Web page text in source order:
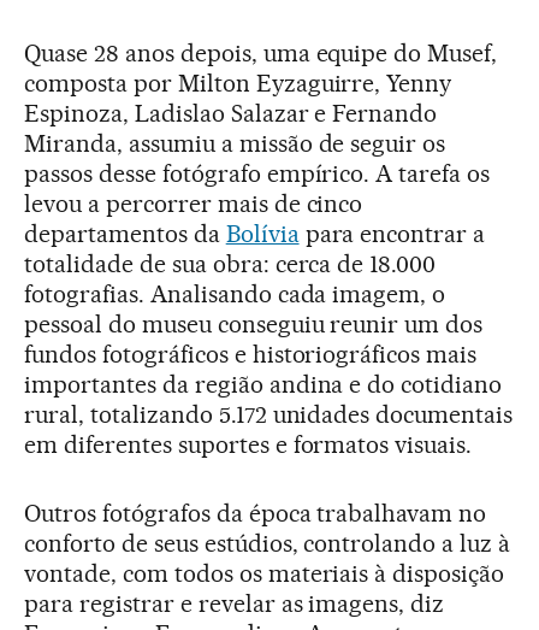
Quase 28 anos depois, uma equipe do Musef,
composta por Milton Eyzaguirre, Yenny
Espinoza, Ladislao Salazar e Fernando
Miranda, assumiu a missão de seguir os
passos desse fotógrafo empírico. A tarefa os
levou a percorrer mais de cinco
departamentos da Bolíviapara encontrar a
totalidade de sua obra: cerca de 18.000
fotografias. Analisando cada imagem, o
pessoal do museu conseguiu reunir um dos
fundos fotográficos e historiográficos mais
importantes da região andina e do cotidiano
rural, totalizando 5.172 unidades documentais
em diferentes suportes e formatos visuais.
Outros fotógrafos da época trabalhavam no
conforto de seus estúdios, controlando a luz à
vontade, com todos os materiais à disposição
para registrar e revelar as imagens, diz